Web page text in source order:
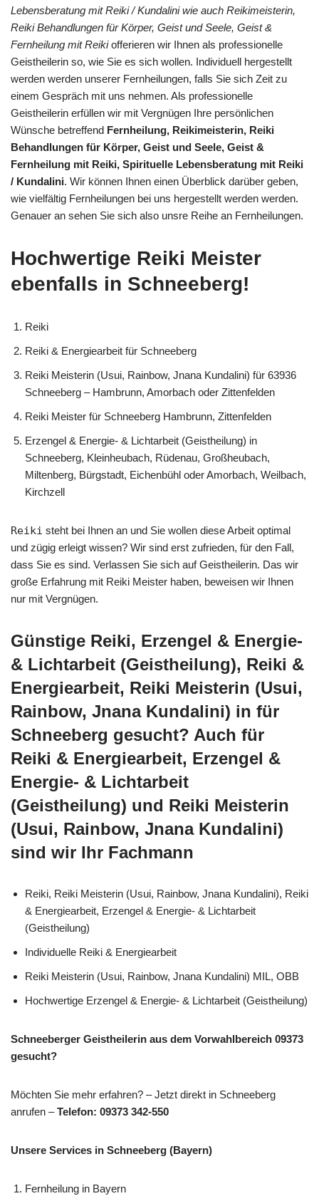
Lebensberatung mit Reiki / Kundalini wie auch Reikimeisterin,
Reiki Behandlungen für Körper, Geist und Seele, Geist &
Fernheilung mit Reikiofferieren wir Ihnen als professionelle
Geistheilerin so, wie Sie es sich wollen. Individuell hergestellt
werden werden unserer Fernheilungen, falls Sie sich Zeit zu
einem Gespräch mit uns nehmen. Als professionelle
Geistheilerin erfüllen wir mit Vergnügen Ihre persönlichen
Wünsche betreffend Fernheilung, Reikimeisterin, Reiki
Behandlungen für Körper, Geist und Seele, Geist &
Fernheilung mit Reiki, Spirituelle Lebensberatung mit Reiki
/ Kundalini. Wir können Ihnen einen Überblick darüber geben,
wie vielfältig Fernheilungen bei uns hergestellt werden werden.
Genauer an sehen Sie sich also unsre Reihe an Fernheilungen.
Hochwertige Reiki Meister
ebenfalls in Schneeberg!
Reiki
Reiki & Energiearbeit für Schneeberg
Reiki Meisterin (Usui, Rainbow, Jnana Kundalini) für 63936
Schneeberg – Hambrunn, Amorbach oder Zittenfelden
Reiki Meister für Schneeberg Hambrunn, Zittenfelden
Erzengel & Energie- & Lichtarbeit (Geistheilung) in
Schneeberg, Kleinheubach, Rüdenau, Großheubach,
Miltenberg, Bürgstadt, Eichenbühl oder Amorbach, Weilbach,
Kirchzell
Reiki steht bei Ihnen an und Sie wollen diese Arbeit optimal
und zügig erleigt wissen? Wir sind erst zufrieden, für den Fall,
dass Sie es sind. Verlassen Sie sich auf Geistheilerin. Das wir
große Erfahrung mit Reiki Meister haben, beweisen wir Ihnen
nur mit Vergnügen.
Günstige Reiki, Erzengel & Energie-
& Lichtarbeit (Geistheilung), Reiki &
Energiearbeit, Reiki Meisterin (Usui,
Rainbow, Jnana Kundalini) in für
Schneeberg gesucht? Auch für
Reiki & Energiearbeit, Erzengel &
Energie- & Lichtarbeit
(Geistheilung) und Reiki Meisterin
(Usui, Rainbow, Jnana Kundalini)
sind wir Ihr Fachmann
Reiki, Reiki Meisterin (Usui, Rainbow, Jnana Kundalini), Reiki
& Energiearbeit, Erzengel & Energie- & Lichtarbeit
(Geistheilung)
Individuelle Reiki & Energiearbeit
Reiki Meisterin (Usui, Rainbow, Jnana Kundalini) MIL, OBB
Hochwertige Erzengel & Energie- & Lichtarbeit (Geistheilung)
Schneeberger Geistheilerin aus dem Vorwahlbereich 09373
gesucht?
Möchten Sie mehr erfahren? – Jetzt direkt in Schneeberg
anrufen –Telefon: 09373 342-550
Unsere Services in Schneeberg (Bayern)
Fernheilung in Bayern